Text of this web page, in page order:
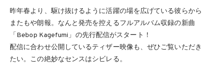
昨年春より、駆け抜けるように活躍の場を広げている彼らから
またもや朗報。なんと発売を控えるフルアルバム収録の新曲
「Bebop Kagefumi」の先行配信がスタート！
配信に合わせ公開しているティザー映像も、ぜひご覧いただき
たい。この絶妙なセンスはシビレる。